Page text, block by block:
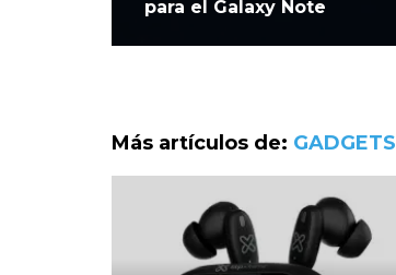
para el Galaxy Note
Más artículos de: GADGETS